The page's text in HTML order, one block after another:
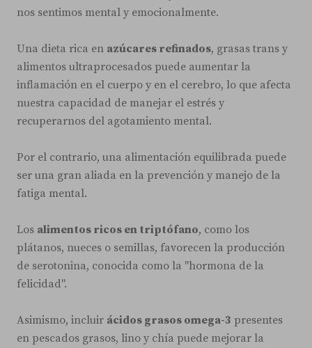
nos sentimos mental y emocionalmente.
Una dieta rica en azúcares refinados, grasas trans y
alimentos ultraprocesados puede aumentar la
inflamación en el cuerpo y en el cerebro, lo que afecta
nuestra capacidad de manejar el estrés y
recuperarnos del agotamiento mental.
Por el contrario, una alimentación equilibrada puede
ser una gran aliada en la prevención y manejo de la
fatiga mental.
Los alimentos ricos en triptófano, como los
plátanos, nueces o semillas, favorecen la producción
de serotonina, conocida como la "hormona de la
felicidad".
Asimismo, incluir ácidos grasos omega-3 presentes
en pescados grasos, lino y chía puede mejorar la